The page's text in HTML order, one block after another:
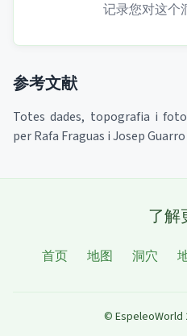
记录您对这个
参考文献
Totes dades, topografia i
per Rafa Fraguas i Josep Guarro
了解
首页 地图 洞穴
© EspeleoWorld